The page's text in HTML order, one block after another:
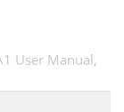
User Manual,